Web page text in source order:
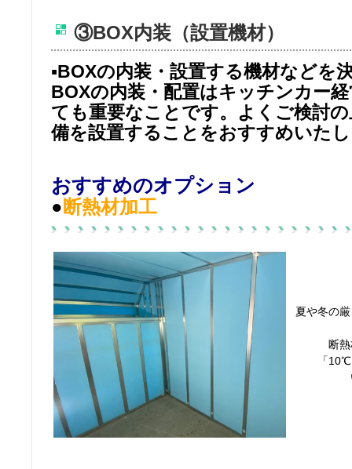
③BOX内装（設置機材）
▪BOXの内装・設置する機材などを
BOXの内装・配置はキッチンカー
ても重要なことです。よくご検討
備を設置することをおすすめいた
おすすめのオプション
●断熱材加工
夏や冬の
断
「